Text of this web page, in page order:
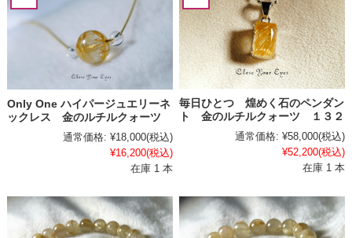
Only One ハイパージュエリーネ
ックレス 金のルチルクォーツ
通常価格: ¥18,000(税込)
¥16,200(税込)
在庫 1 本
毎日ひとつ 煌めく石のペンダン
ト 金のルチルクォーツ １３２
通常価格: ¥58,000(税込)
¥52,200(税込)
在庫 1 本